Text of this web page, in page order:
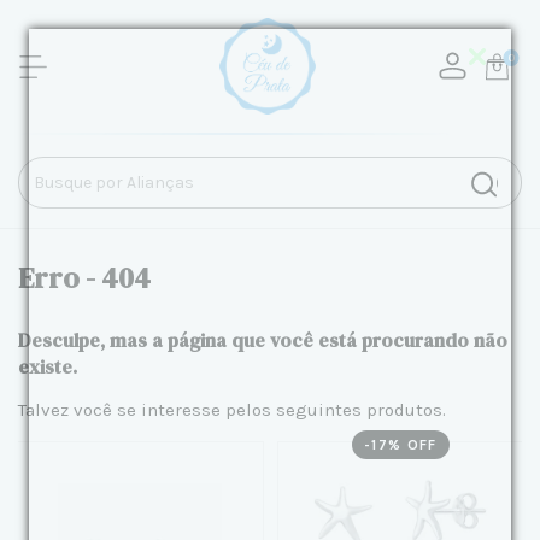
0
Erro - 404
Desculpe, mas a página que você está procurando não
existe.
Talvez você se interesse pelos seguintes produtos.
-17 % OFF